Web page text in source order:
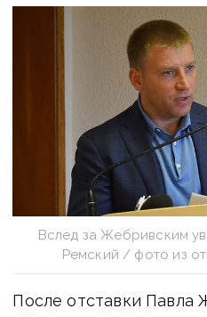
Вслед за Жебривским
Ремский / фото из
После отставки Павла